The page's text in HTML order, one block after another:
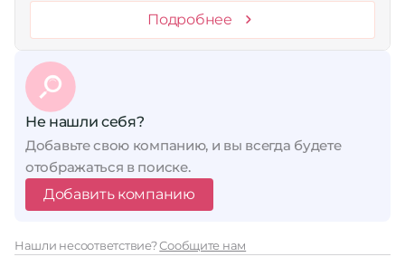
Подробнее
Не нашли себя?
Добавьте свою компанию, и вы всегда будете
отображаться в поиске.
Добавить компанию
Нашли несоответствие?Сообщите нам